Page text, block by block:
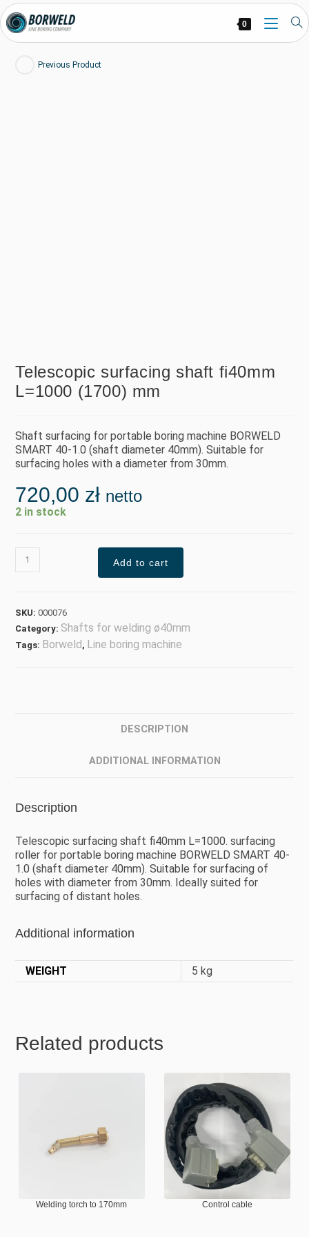
0
Previous Product
Telescopic surfacing shaft fi40mm
L=1000 (1700) mm
Shaft surfacing for portable boring machine BORWELD
SMART 40-1.0 (shaft diameter 40mm). Suitable for
surfacing holes with a diameter from 30mm.
720,00 zł netto
2 in stock
Add to cart
SKU:000076
Category: Shafts for welding ø40mm
Tags: Borweld, Line boring machine
DESCRIPTION
ADDITIONAL INFORMATION
Description
Telescopic surfacing shaft fi40mm L=1000. surfacing
roller for portable boring machine BORWELD SMART 40-
1.0 (shaft diameter 40mm). Suitable for surfacing of
holes with diameter from 30mm. Ideally suited for
surfacing of distant holes.
Additional information
WEIGHT 5 kg
Related products
Welding torch to 170mm Control cable